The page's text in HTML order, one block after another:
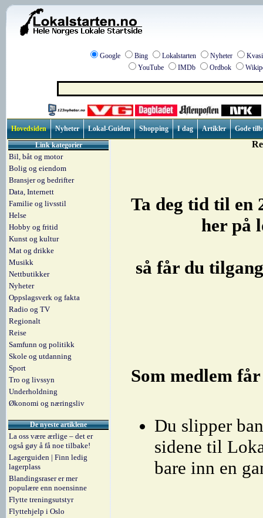
Google Bing Lokalstarten Nyheter
YouTube
IMDb Ordbok
Hovedsiden Nyheter Lokal-Guiden Shopping I dag Artikler
Gode
Link kategorier
Bil, båt og motor
Bolig og eiendom
Bransjer og bedrifter
Data, Internett
Familie og livsstil
Helse
Hobby og fritid
Kunst og kultur
Mat og drikke
Musikk
Nettbutikker
Nyheter
Oppslagsverk og fakta
Radio og TV
Regionalt
Reise
Samfunn og politikk
Skole og utdanning
Sport
Tro og livssyn
Underholdning
Økonomi og næringsliv
De nyeste artiklene
La oss være ærlige – det er
også gøy å få noe tilbake!
Lagerguiden | Finn ledig
lagerplass
Blandingsraser er mer
populære enn noensinne
Flytte treningsutstyr
Flyttehjelp i Oslo
Ta deg tid til en
her på
så får du
Som medlem
Du slipper
sidene til
bare inn en